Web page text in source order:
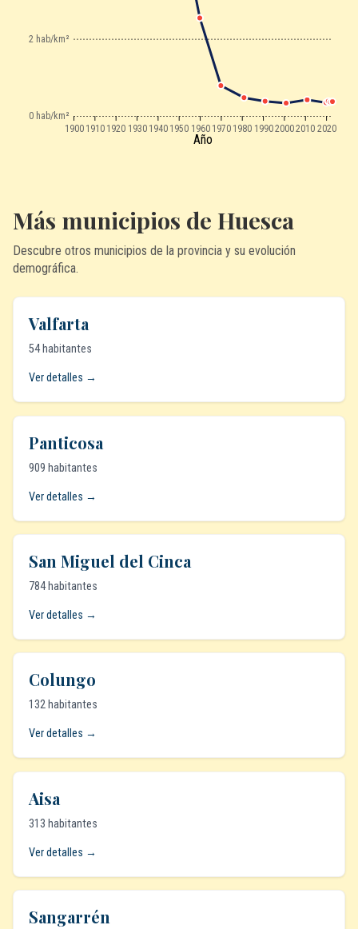
1900 1910 1920 1930 1940 1950 1960 1970 1980 199020002010 2020
0 hab/km²
2 hab/km²
Año
Más municipios de Huesca
Descubre otros municipios de la provincia y su evolución
demográfica.
Valfarta
54 habitantes
Ver detalles →
Panticosa
909 habitantes
Ver detalles →
San Miguel del Cinca
784 habitantes
Ver detalles →
Colungo
132 habitantes
Ver detalles →
Aisa
313 habitantes
Ver detalles →
Sangarrén